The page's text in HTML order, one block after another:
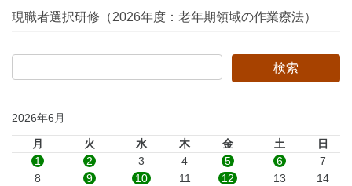
現職者選択研修（2026年度：老年期領域の作業療法）
2026年6月
月 火 水 木 金 土
日
1
2 3 4 5 6
7
8
9 10 11 12 13
14